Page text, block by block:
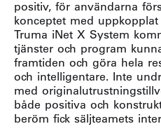
positiv, för användarna
konceptet med
Truma iNet X System
tjänster och program
framtiden och göra hela
och intelligentare. Inte
med
både positiva och
beröm fick säljteamets